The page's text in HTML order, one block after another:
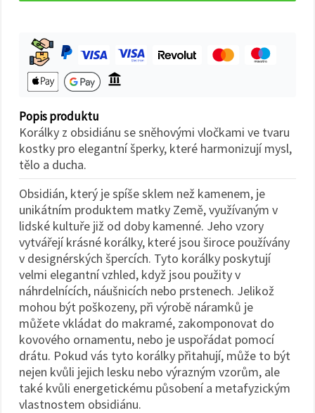
Popis produktu
Korálky z obsidiánu se sněhovými vločkami ve tvaru
kostky pro elegantní šperky, které harmonizují mysl,
tělo a ducha.
Obsidián, který je spíše sklem než kamenem, je
unikátním produktem matky Země, využívaným v
lidské kultuře již od doby kamenné. Jeho vzory
vytvářejí krásné korálky, které jsou široce používány
v designérských špercích. Tyto korálky poskytují
velmi elegantní vzhled, když jsou použity v
náhrdelnících, náušnicích nebo prstenech. Jelikož
mohou být poškozeny, při výrobě náramků je
můžete vkládat do makramé, zakomponovat do
kovového ornamentu, nebo je uspořádat pomocí
drátu. Pokud vás tyto korálky přitahují, může to být
nejen kvůli jejich lesku nebo výrazným vzorům, ale
také kvůli energetickému působení a metafyzickým
vlastnostem obsidiánu.